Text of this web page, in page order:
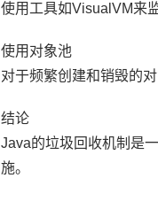
使用工具如VisualVM来
使用对象池
对于频繁创建和销毁的
结论
Java的垃圾回收机制是
施。